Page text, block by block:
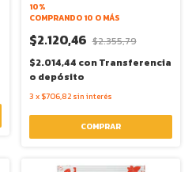
10%
COMPRANDO 10 O MÁS
$2.120,46 $2.355,79
$2.014,44 conTransferencia
o depósito
3 x $706,82 sin interés